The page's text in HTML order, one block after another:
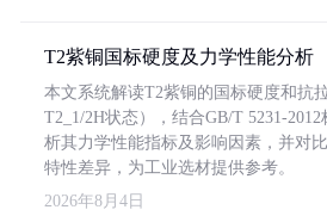
T2紫铜国标硬度及力学性能分析
本文系统解读T2紫铜的国标硬度和抗
T2_1/2H状态），结合GB/T 5231-
析其力学性能指标及影响因素，并对
特性差异，为工业选材提供参考。
2026年8月4日